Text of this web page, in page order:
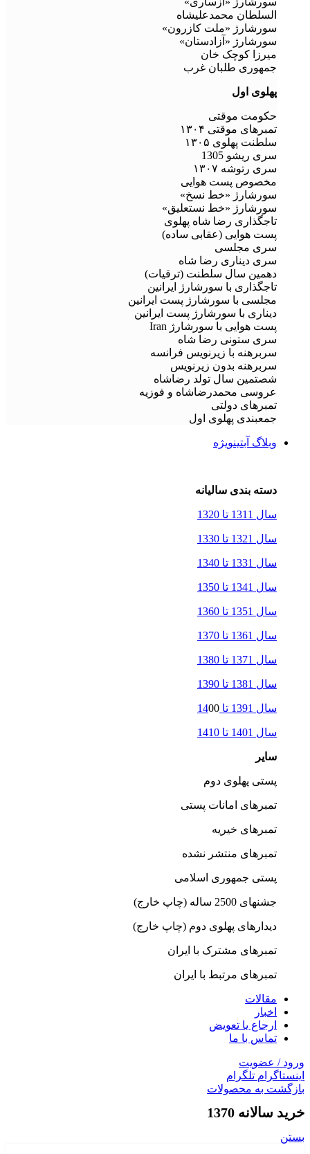
السلطان محمدعلیشاه
سورشارژ «ملت کازرون»
سورشارژ «آزادستان»
میرزا کوچک خان
جمهوری طلبان غرب
پهلوی اول
حکومت موقتی
تمبرهای موقتی ۱۳۰۴
سلطنت پهلوی ۱۳۰۵
سری ریشو 1305
سری رتوشه ۱۳۰۷
مخصوص پست هوایی
سورشارژ «خط نسخ»
سورشارژ «خط نستعلیق»
تاجگذاری رضا شاه پهلوی
پست هوایی (عقابی ساده)
سری مجلسی
سری دیناری رضا شاه
دهمین سال سلطنت (ترقیات)
تاجگذاری با سورشارژ ایرانین
مجلسی با سورشارژ پست ایرانین
دیناری با سورشارژ پست ایرانین
پست هوایی با سورشارژ Iran
سری ستونی رضا شاه
سربرهنه با زیرنویس فرانسه
سربرهنه بدون زیرنویس
شصتمین سال تولد رضاشاه
عروسی محمدرضاشاه و فوزیه
تمبرهای دولتی
جمعبندی پهلوی اول
وبلاگ آبتینویژه
دسته بندی سالیانه
سال 1311 تا 1320
سال 1321 تا 1330
سال 1331 تا 1340
سال 1341 تا 1350
سال 1351 تا 1360
سال 1361 تا 1370
سال 1371 تا 1380
سال 1381 تا 1390
سال 1391 تا 14 00
سال 1401 تا 1410
سایر
پستی پهلوی دوم
تمبرهای امانات پستی
تمبرهای خیریه
تمبرهای منتشر نشده
پستی جمهوری اسلامی
جشنهای 2500 ساله (چاپ خارج)
دیدارهای پهلوی دوم (چاپ خارج)
تمبرهای مشترک با ایران
تمبرهای مرتبط با ایران
مقالات
اخبار
ارجاع یا تعویض
تماس با ما
ورود / عضویت
اینستاگرام تلگرام
بازگشت به محصولات
خرید سالانه 1370
بستن